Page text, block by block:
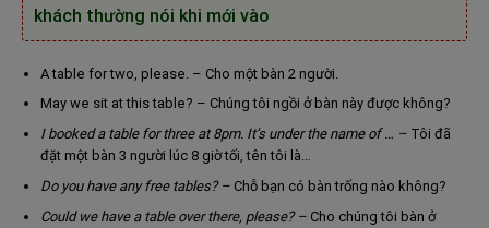
khách thường nói khi mới vào
A table for two, please. – Cho một bàn 2 người.
May we sit at this table? – Chúng tôi ngồi ở bàn này được không?
I booked a table for three at 8pm. It’s under the name of … – Tôi đã
đặt một bàn 3 người lúc 8 giờ tối, tên tôi là…
Do you have any free tables? – Chỗ bạn có bàn trống nào không?
Could we have a table over there, please? – Cho chúng tôi bàn ở